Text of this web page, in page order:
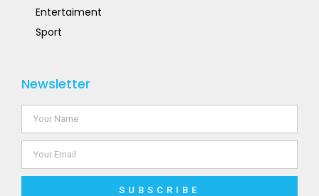
Entertaiment
Sport
Newsletter
SUBSCRIBE